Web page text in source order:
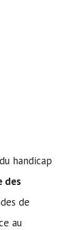
handicap
des
de
au